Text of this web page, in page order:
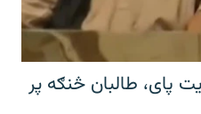
پای، طالبان څنګه پر